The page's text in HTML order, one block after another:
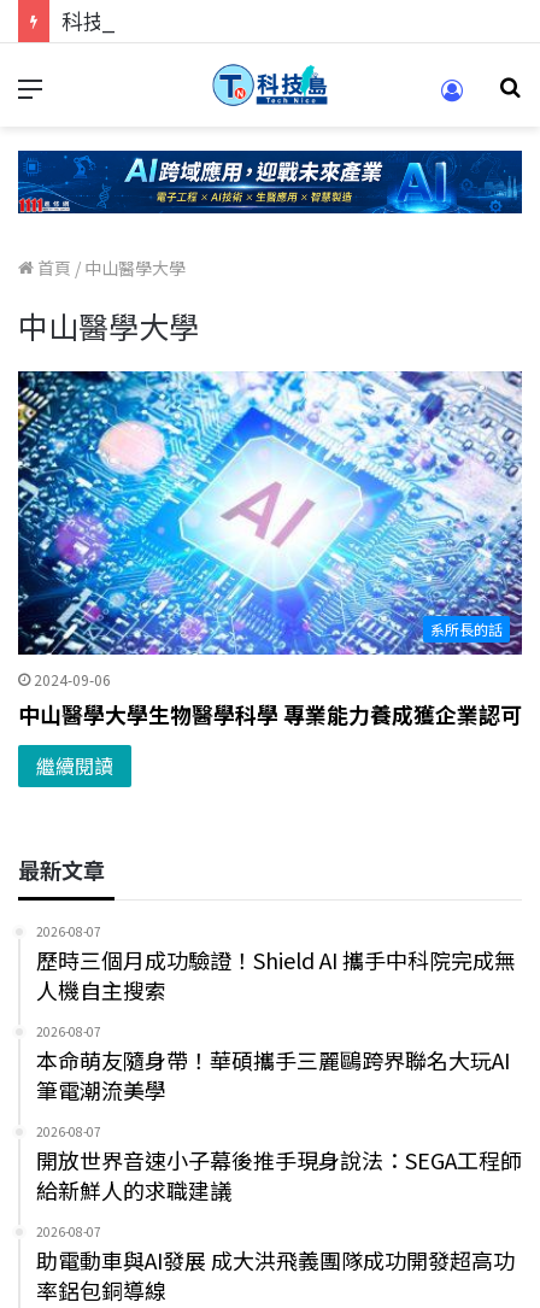
科技人找工作，就到TECH+ 科技專區!
首頁 / 中山醫學大學
中山醫學大學
系所長的話
2024-09-06
中山醫學大學生物醫學科學 專業能力養成獲企業認可
繼續閱讀
最新文章
2026-08-07
歷時三個月成功驗證！Shield AI 攜手中科院完成無
人機自主搜索
2026-08-07
本命萌友隨身帶！華碩攜手三麗鷗跨界聯名大玩AI
筆電潮流美學
2026-08-07
開放世界音速小子幕後推手現身說法：SEGA工程師
給新鮮人的求職建議
2026-08-07
助電動車與AI發展 成大洪飛義團隊成功開發超高功
率鋁包銅導線